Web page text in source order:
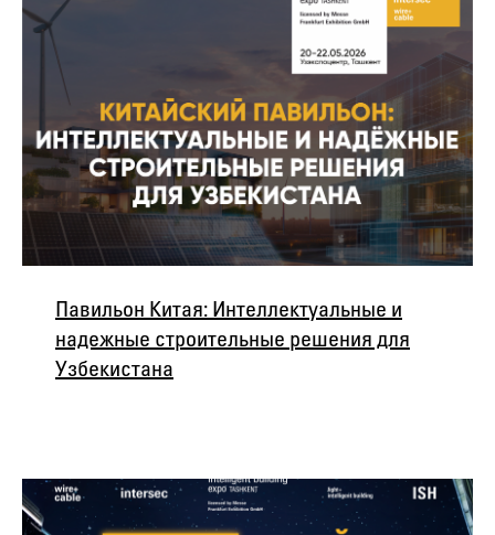
Павильон Китая: Интеллектуальные и
надежные строительные решения для
Узбекистана